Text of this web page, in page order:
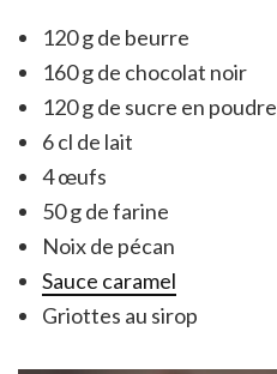
120 g de beurre
160 g de chocolat noir
120 g de sucre en poudre
6 cl de lait
4 œufs
50 g de farine
Noix de pécan
Sauce caramel
Griottes au sirop